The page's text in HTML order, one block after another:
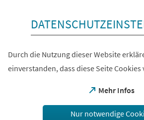
Durch die Nutzung dieser Website
einverstanden, dass diese Seite Cookies
Mehr Infos
(Öffnet
einem
Nur notwendige